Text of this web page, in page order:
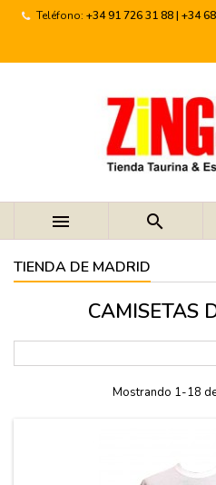
Teléfono: +34 91 726 31 88 | +34
 
TIENDA DE MADRID
CAMISETAS
Mostrando 1-18